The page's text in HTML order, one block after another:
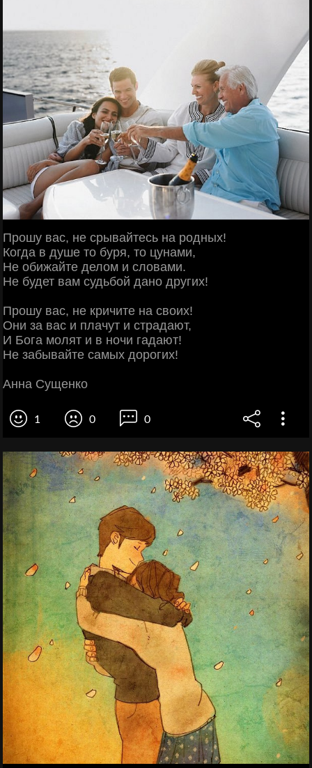
Прошу вас, не срывайтесь на родных!
Когда в душе то буря, то цунами,
Не обижайте делом и словами.
Не будет вам судьбой дано других!
Прошу вас, не кричите на своих!
Они за вас и плачут и страдают,
И Бога молят и в ночи гадают!
Не забывайте самых дорогих!
Анна Сущенко
1 0 0